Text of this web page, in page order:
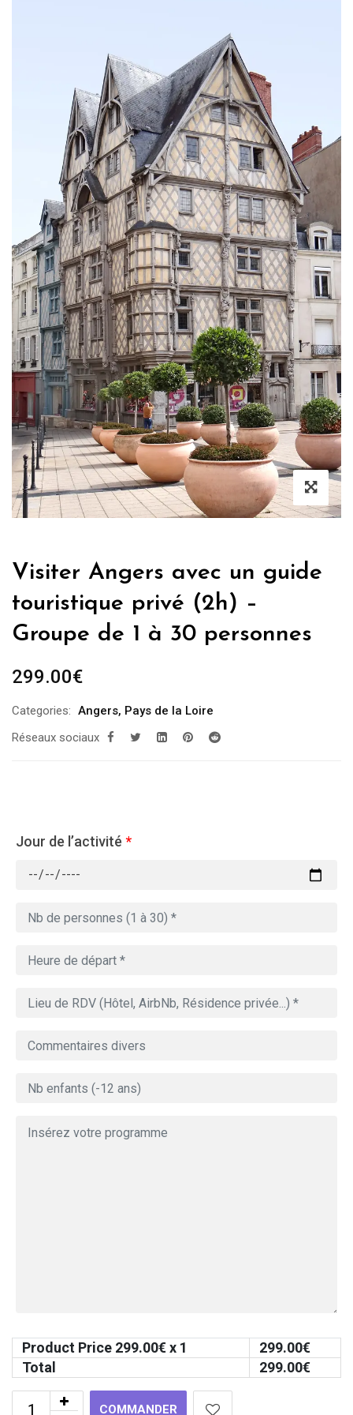
Visiter Angers avec un guide
touristique privé (2h) –
Groupe de 1 à 30 personnes
299.00€
Categories: Angers, Pays de la Loire
Réseaux sociaux
Jour de l’activité *
Product Price 299.00€ x 1 299.00€
Total
299.00€
COMMANDER